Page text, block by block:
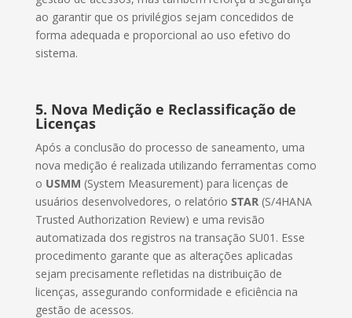
ao garantir que os privilégios sejam concedidos de
forma adequada e proporcional ao uso efetivo do
sistema.
5. Nova Medição e Reclassificação de
Licenças
Após a conclusão do processo de saneamento, uma
nova medição é realizada utilizando ferramentas como
o USMM (System Measurement) para licenças de
usuários desenvolvedores, o relatório STAR(S/4HANA
Trusted Authorization Review) e uma revisão
automatizada dos registros na transação SU01. Esse
procedimento garante que as alterações aplicadas
sejam precisamente refletidas na distribuição de
licenças, assegurando conformidade e eficiência na
gestão de acessos.